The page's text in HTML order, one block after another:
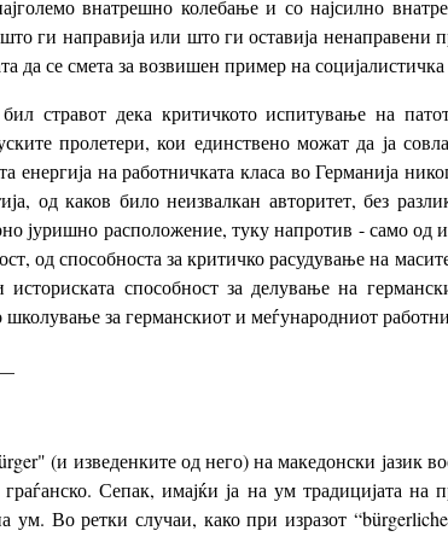
внатрешно колебање и со најсилно
ги направија или што ги оставија
да се смета за возвишен пример на
стравот дека критичкото испитување на
пролетери, кои единствено можат да ја
енергија на работничката класа во Германија
од каков било неизвалкан авторитет, без
јуришно расположение, туку напротив - само од
од способноста за критичко расудување на
способност за делување на
за германскиот и меѓународниот
(и изведенките од него) на македонски јазик
Сепак, имајќи ја на ум традицијата
ум. Во ретки случаи, како при изразот